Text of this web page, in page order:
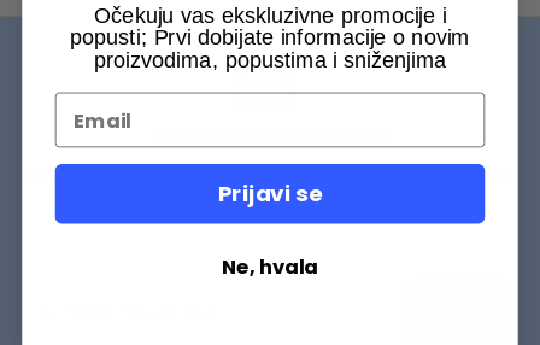
Budite među prvih 75000+ Sportizmovaca da saznate šta
je novo na našem sajtu.
Očekuju vas ekskluzivne promocije i
popusti; Prvi dobijate informacije o novim
proizvodima, popustima i sniženjima
Prijavi se
Ne, hvala